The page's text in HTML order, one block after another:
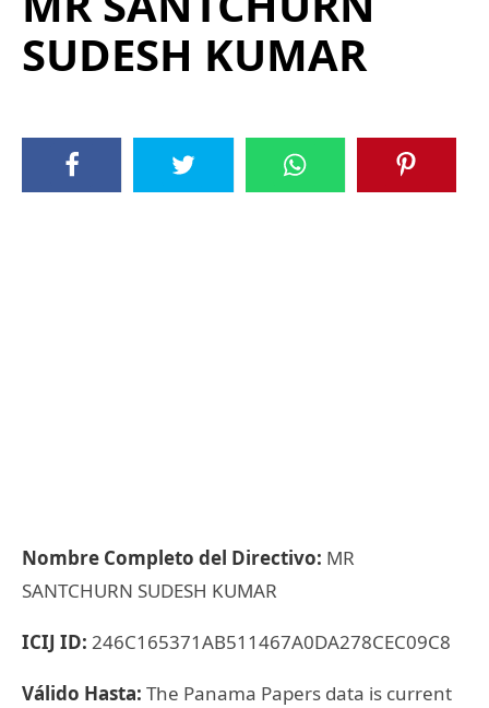
SUDESH KUMAR
Nombre Completo del Directivo: MR
SANTCHURN SUDESH KUMAR
ICIJ ID: 246C165371AB511467A0DA278CEC09C8
Válido Hasta: The Panama Papers data is current